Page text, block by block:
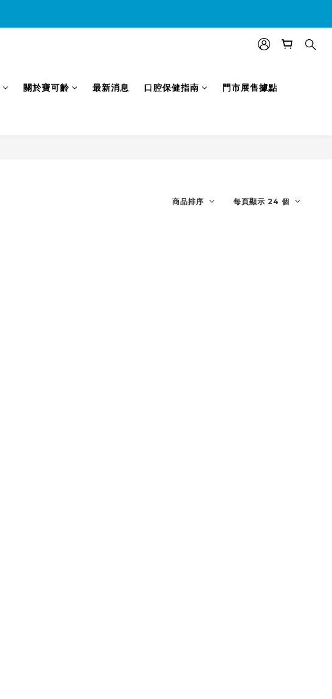
關於寶可齡 最新消息 口腔保健指南 門市展售據點
商品排序 每頁顯示 24 個